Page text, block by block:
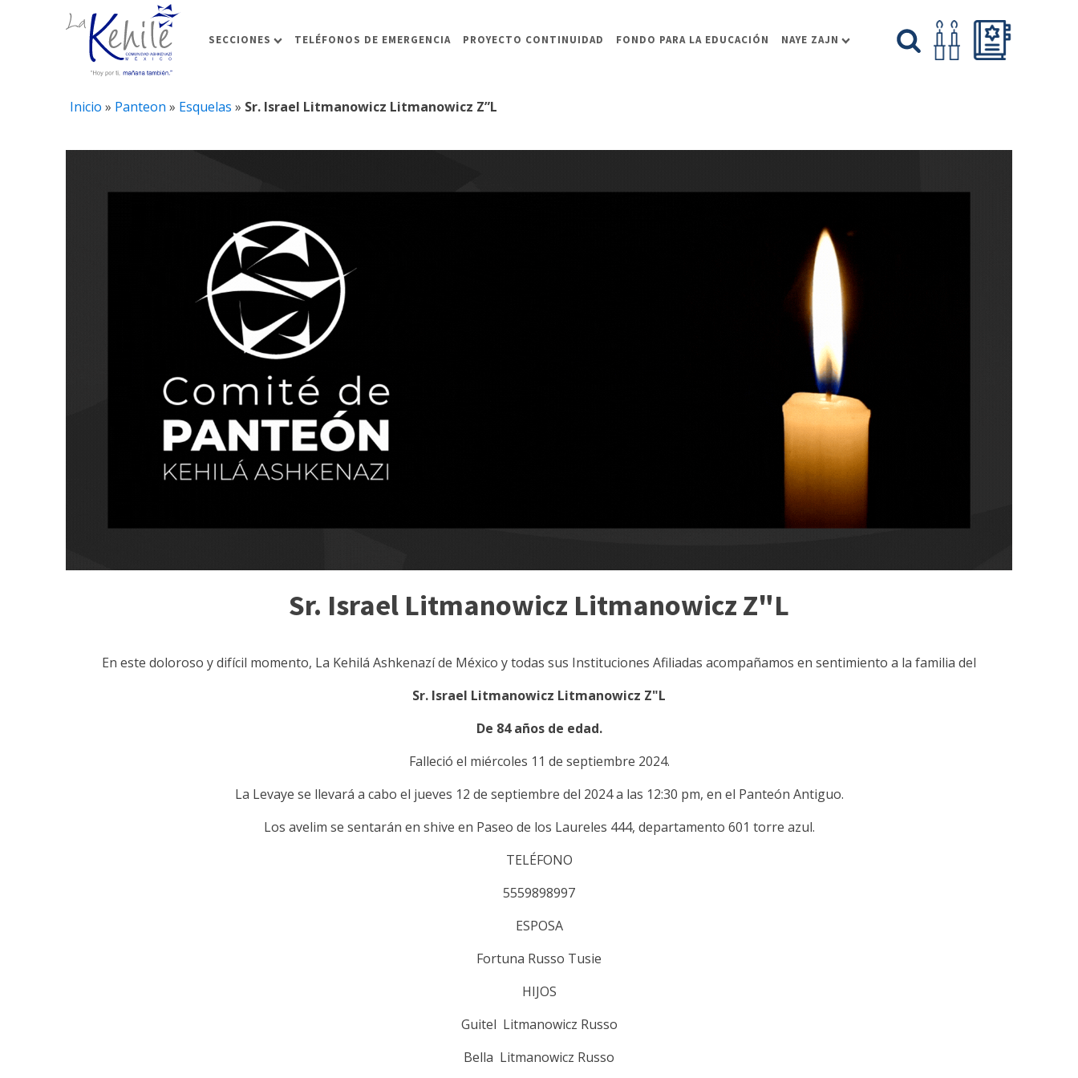
SECCIONES TELÉFONOS DE EMERGENCIA PROYECTO CONTINUIDAD FONDO PARA LA EDUCACIÓN NAYE ZAJN
Inicio » Panteon » Esquelas » Sr. Israel Litmanowicz Litmanowicz Z”L
Sr. Israel Litmanowicz Litmanowicz Z"L
En este doloroso y difícil momento, La Kehilá Ashkenazí de México y todas sus Instituciones Afiliadas acompañamos en sentimiento a la familia del
Sr. Israel Litmanowicz Litmanowicz Z"L
De 84 años de edad.
Falleció el miércoles 11 de septiembre 2024.
La Levaye se llevará a cabo el jueves 12 de septiembre del 2024 a las 12:30 pm, en el Panteón Antiguo.
Los avelim se sentarán en shive en Paseo de los Laureles 444, departamento 601 torre azul.
TELÉFONO
5559898997
ESPOSA
Fortuna Russo Tusie
HIJOS
Guitel Litmanowicz Russo
Bella Litmanowicz Russo